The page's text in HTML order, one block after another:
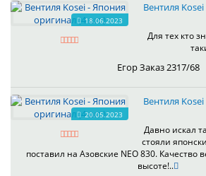
18.06.2023
Вентиля
Для тех кто
Егор Заказ 2317/68
20.05.2023
Вентиля
Давно искал
стояли
поставил на Азовские NEO 830. Качество
высоте!..